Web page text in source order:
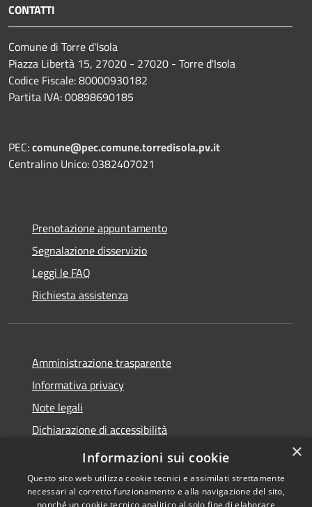
CONTATTI
Comune di Torre d'Isola
Piazza Libertà 15, 27020 - 27020 - Torre d'Isola
Codice Fiscale: 80000930182
Partita IVA: 00898690185
PEC:comune@pec.comune.torredisola.pv.it
Centralino Unico: 0382407021
Prenotazione appuntamento
Segnalazione disservizio
Leggi le FAQ
Richiesta assistenza
Amministrazione trasparente
Informativa privacy
Note legali
Dichiarazione di accessibilità
Whistleblowing-segnalazione illeciti
×
Informazioni sui cookie
Questo sito web utilizza cookie tecnici e assimilati strettamente
necessari al corretto funzionamento e alla navigazione del sito,
nonché un cookie tecnico analitico al solo fine di elaborare